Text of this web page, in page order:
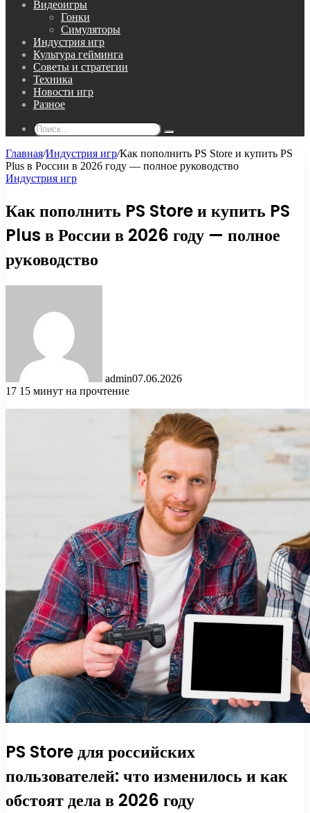
Видеоигры
Гонки
Симуляторы
Индустрия игр
Культура гейминга
Советы и стратегии
Техника
Новости игр
Разное
Поиск...
Главная/Индустрия игр/Как пополнить PS Store и купить PS
Plus в России в 2026 году — полное руководство
Индустрия игр
Как пополнить PS Store и купить PS
Plus в России в 2026 году — полное
руководство
admin07.06.2026
17 15 минут на прочтение
PS Store для российских
пользователей: что изменилось и как
обстоят дела в 2026 году